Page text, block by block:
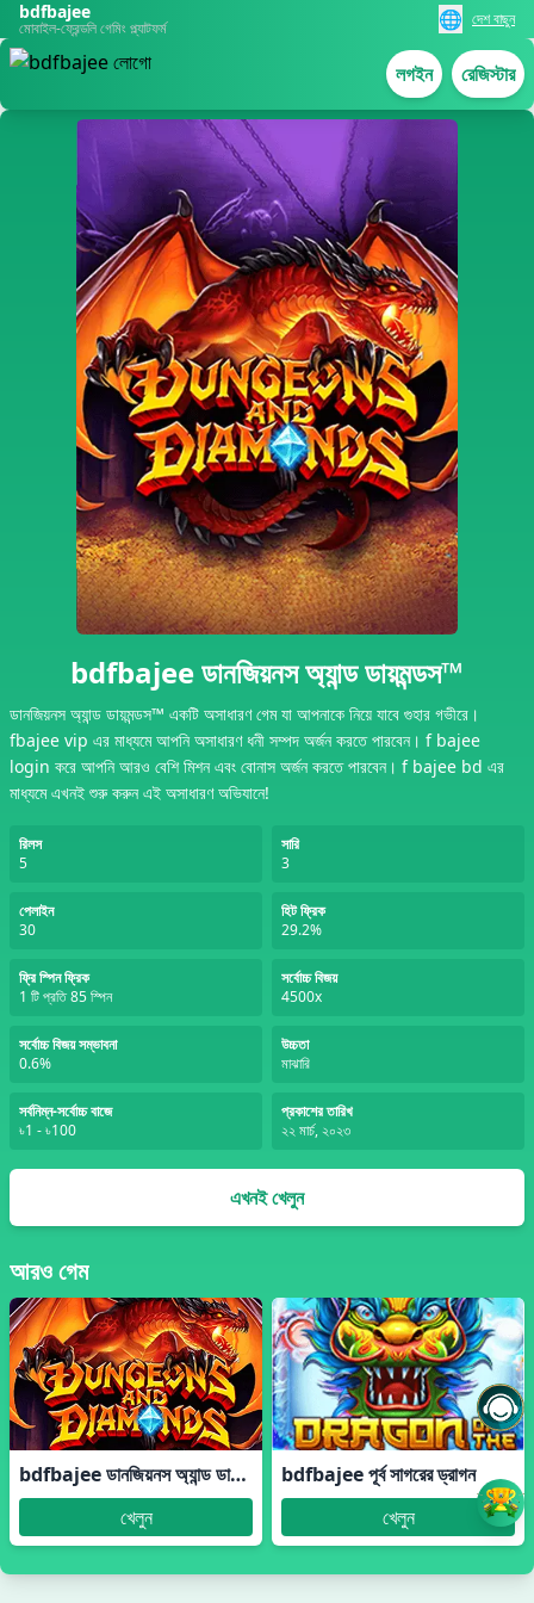
bdfbajee
মোবাইল-ফ্রেন্ডলি গেমিং প্ল্যাটফর্ম 🌐 দেশ বাছুন
লগইন রেজিস্টার
bdfbajee ডানজিয়নস অ্যান্ড ডায়মন্ডস™
ডানজিয়নস অ্যান্ড ডায়মন্ডস™ একটি অসাধারণ গেম যা আপনাকে নিয়ে যাবে গুহার গভীরে।
fbajee vip এর মাধ্যমে আপনি অসাধারণ ধনী সম্পদ অর্জন করতে পারবেন। f bajee
login করে আপনি আরও বেশি মিশন এবং বোনাস অর্জন করতে পারবেন। f bajee bd এর
মাধ্যমে এখনই শুরু করুন এই অসাধারণ অভিযানে!
রিলস
5
সারি
3
পেলাইন
30
হিট ফ্রিক
29.2%
ফ্রি স্পিন ফ্রিক
1 টি প্রতি 85 স্পিন
সর্বোচ্চ বিজয়
4500x
সর্বোচ্চ বিজয় সম্ভাবনা
0.6%
উচ্চতা
মাঝারি
সর্বনিম্ন-সর্বোচ্চ বাজে
৳1 - ৳100
প্রকাশের তারিখ
২২ মার্চ, ২০২৩
এখনই খেলুন
আরও গেম
bdfbajee ডানজিয়নস অ্যান্ড ডায়মন্ডস™
খেলুন
bdfbajee পূর্ব সাগরের ড্রাগন
খেলুন